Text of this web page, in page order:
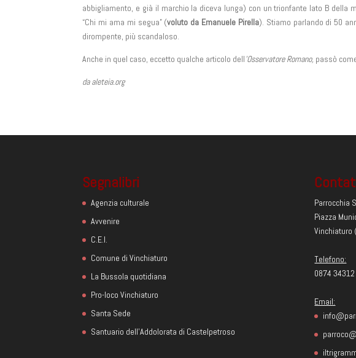
abbigliamento, e già il marchio la diceva lunga) con un trionfante lato B della
“Chi mi ama mi segua” (voluto da Emanuele Pirella). Stiamo parlando di 50
dirompente, più scandaloso.
Anche in quel caso, eccetto qualche articolo dell ’Osservatore Romano, passò
da aleteia.org
Segnalibri
Agenzia culturale
Avvenire
C.E.I.
Comune di Vinchiaturo
La Bussola quotidiana
Pro-loco Vinchiaturo
Santa Sede
Santuario dell'Addolorata di Castelpetroso
Parrocchia
Piazza
Vinchiaturo
Telefono:
0874 34312
Email: